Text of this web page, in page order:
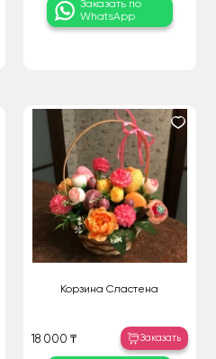
Заказать по
WhatsApp
Корзина Сластена
18 000 ₸ Заказать